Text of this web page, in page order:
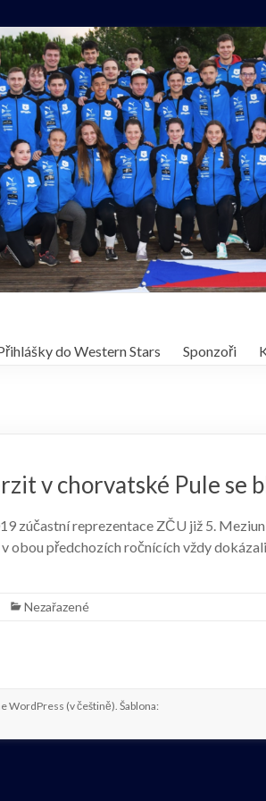
do Western Stars Sponzoři
v chorvatské Pule se
zúčastní reprezentace ZČU již 5.
obou předchozích ročnících vždy
Nezařazené
WordPress (v češtině). Šablona: